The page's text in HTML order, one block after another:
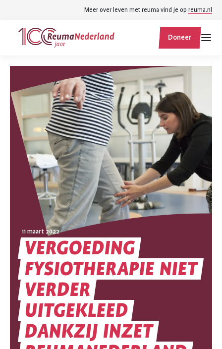
hoofdinhoud
footer
navigatie
Meer over leven met reuma vind je op reuma.nl
ReumaNederland
homepage
Doneer
binnen
reumanederland.nl
11 maart 2022
VERGOEDING
FYSIOTHERAPIE
VERGOEDING
FYSIOTHERAPIE NIET
VERDER
UITGEKLEED
DANKZIJ INZET